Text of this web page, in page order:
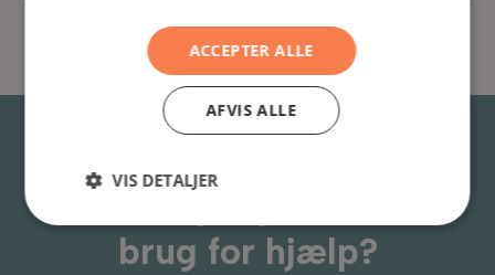
brug for hjælp?
ACCEPTER ALLE
AFVIS ALLE
VIS DETALJER